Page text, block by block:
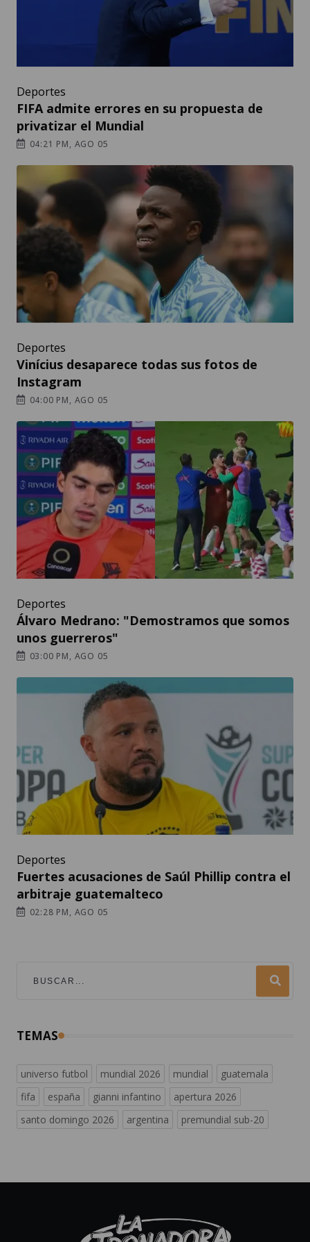
Deportes
FIFA admite errores en su propuesta de
privatizar el Mundial
04:21 PM, AGO 05
Deportes
Vinícius desaparece todas sus fotos de
Instagram
04:00 PM, AGO 05
Deportes
Álvaro Medrano: "Demostramos que somos
unos guerreros"
03:00 PM, AGO 05
Deportes
Fuertes acusaciones de Saúl Phillip contra el
arbitraje guatemalteco
02:28 PM, AGO 05
TEMAS
universo futbol mundial 2026 mundial
guatemala
fifa
españa gianni infantino
apertura 2026
santo domingo 2026
argentina premundial sub-20